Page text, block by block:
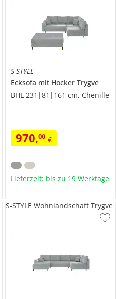
S-STYLE
Ecksofa mit Hocker Trygve
BHL 231|81|161 cm, Chenille
970,00 €
Lieferzeit: bis zu 19 Werktage
S-STYLE Wohnlandschaft Trygve